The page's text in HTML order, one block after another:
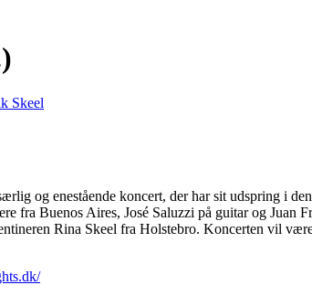
Skeel
og enestående koncert, der har sit udspring i
fra Buenos Aires, José Saluzzi på guitar og Juan
Rina Skeel fra Holstebro. Koncerten vil